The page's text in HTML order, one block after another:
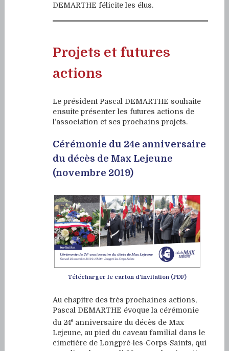
DEMARTHE félicite les élus.
Projets et futures
actions
Le président Pascal DEMARTHE souhaite
ensuite présenter les futures actions de
l’association et ses prochains projets.
Cérémonie du 24e anniversaire
du décès de Max Lejeune
(novembre 2019)
Télécharger le carton d’invitation (PDF)
Au chapitre des très prochaines actions,
Pascal DEMARTHE évoque la cérémonie
du 24eanniversaire du décès de Max
Lejeune, au pied du caveau familial dans le
cimetière de Longpré-les-Corps-Saints, qui